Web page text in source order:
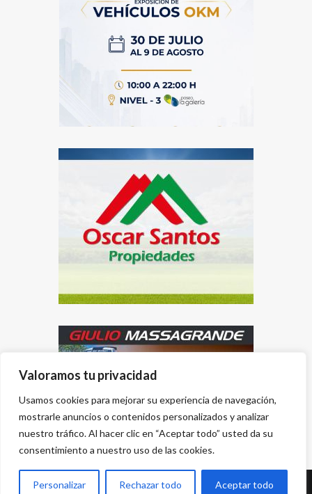
Valoramos tu privacidad
Usamos cookies para mejorar su experiencia de navegación,
mostrarle anuncios o contenidos personalizados y analizar
nuestro tráfico. Al hacer clic en “Aceptar todo” usted da su
consentimiento a nuestro uso de las cookies.
Personalizar Rechazar todo Aceptar todo